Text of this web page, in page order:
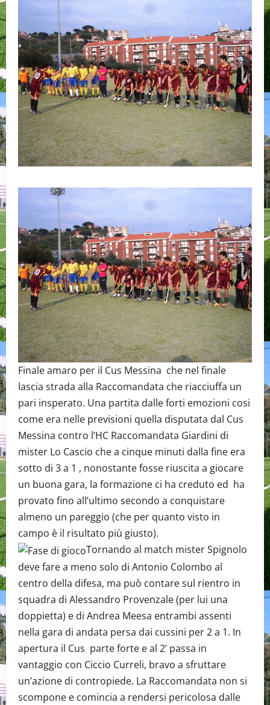
Finale amaro per il Cus Messina che nel finale
lascia strada alla Raccomandata che riacciuffa un
pari insperato. Una partita dalle forti emozioni cosi
come era nelle previsioni quella disputata dal Cus
Messina contro l’HC Raccomandata Giardini di
mister Lo Cascio che a cinque minuti dalla fine era
sotto di 3 a 1 , nonostante fosse riuscita a giocare
un buona gara, la formazione ci ha creduto ed ha
provato fino all’ultimo secondo a conquistare
almeno un pareggio (che per quanto visto in
campo è il risultato più giusto).
Tornando al match mister Spignolo
deve fare a meno solo di Antonio Colombo al
centro della difesa, ma può contare sul rientro in
squadra di Alessandro Provenzale (per lui una
doppietta) e di Andrea Meesa entrambi assenti
nella gara di andata persa dai cussini per 2 a 1. In
apertura il Cus parte forte e al 2’ passa in
vantaggio con Ciccio Curreli, bravo a sfruttare
un’azione di contropiede. La Raccomandata non si
scompone e comincia a rendersi pericolosa dalle